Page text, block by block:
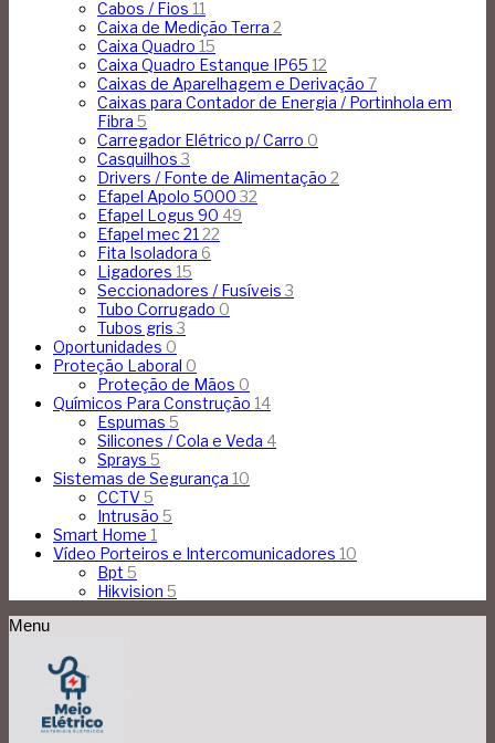
Cabos / Fios 11
Caixa de Medição Terra 2
Caixa Quadro 15
Caixa Quadro Estanque IP65 12
Caixas de Aparelhagem e Derivação 7
Caixas para Contador de Energia / Portinhola em
Fibra 5
Carregador Elétrico p/ Carro 0
Casquilhos3
Drivers / Fonte de Alimentação 2
Efapel Apolo 500032
Efapel Logus 90 49
Efapel mec 21 22
Fita Isoladora 6
Ligadores 15
Seccionadores / Fusíveis3
Tubo Corrugado 0
Tubos gris3
Oportunidades 0
Proteção Laboral 0
Proteção de Mãos 0
Químicos Para Construção 14
Espumas 5
Silicones / Cola e Veda 4
Sprays 5
Sistemas de Segurança 10
CCTV5
Intrusão 5
Smart Home 1
Vídeo Porteiros e Intercomunicadores 10
Bpt 5
Hikvision 5
Menu